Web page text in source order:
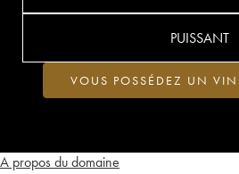
A propos du domaine
PUISSANT
VOUS POSSÉDEZ UN